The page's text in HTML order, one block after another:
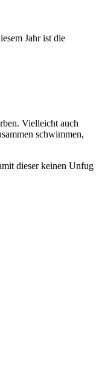
Jahr ist die
Vielleicht auch
schwimmen,
dieser keinen Unfug